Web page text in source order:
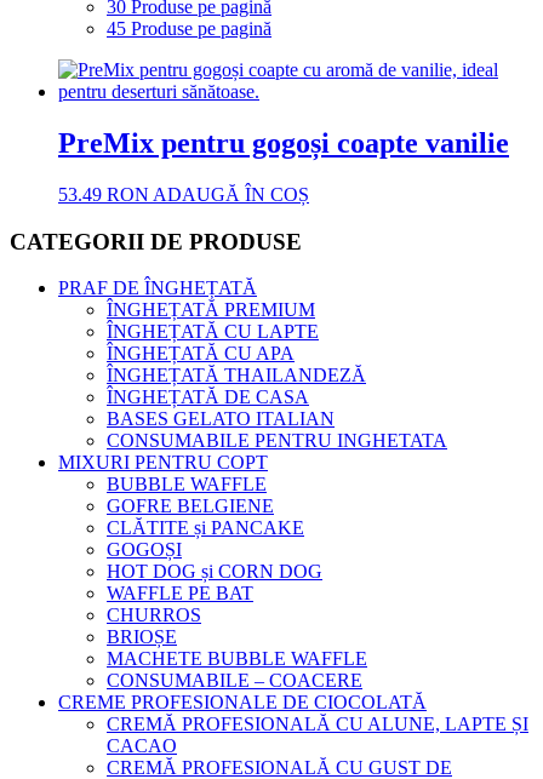
30 Produse pe pagină
45 Produse pe pagină
PreMix pentru gogoși coapte vanilie
53.49 RON ADAUGĂ ÎN COȘ
CATEGORII DE PRODUSE
PRAF DE ÎNGHEȚATĂ
ÎNGHEȚATĂ PREMIUM
ÎNGHEȚATĂ CU LAPTE
ÎNGHEȚATĂ CU APA
ÎNGHEȚATĂ THAILANDEZĂ
ÎNGHEȚATĂ DE CASA
BASES GELATO ITALIAN
CONSUMABILE PENTRU INGHETATA
MIXURI PENTRU COPT
BUBBLE WAFFLE
GOFRE BELGIENE
CLĂTITE și PANCAKE
GOGOȘI
HOT DOG și CORN DOG
WAFFLE PE BAT
CHURROS
BRIOȘE
MACHETE BUBBLE WAFFLE
CONSUMABILE – COACERE
CREME PROFESIONALE DE CIOCOLATĂ
CREMĂ PROFESIONALĂ CU ALUNE, LAPTE ȘI
CACAO
CREMĂ PROFESIONALĂ CU GUST DE